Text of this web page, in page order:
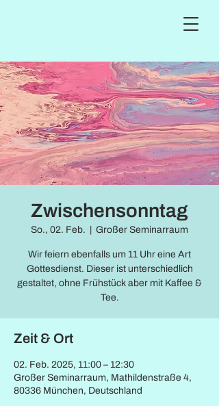
Zwischensonntag
So., 02. Feb. Großer Seminarraum
Wir feiern ebenfalls um 11 Uhr eine Art
Gottesdienst. Dieser ist unterschiedlich
gestaltet, ohne Frühstück aber mit Kaffee &
Tee.
Zeit & Ort
02. Feb. 2025, 11:00 – 12:30
Großer Seminarraum, Mathildenstraße 4,
80336 München, Deutschland